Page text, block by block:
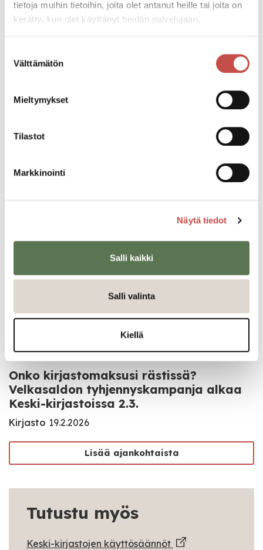
tietoja muihin tietoihin, joita olet antanut heille tai joita on
kerätty, kun olet käyttänyt heidän palvelujaan.
valinta
Välttämätön
Mieltymykset
Tilastot
Markkinointi
Näytä tiedot
Salli kaikki
Salli valinta
Kiellä
Lapset ja nuoret
Kirjaston kesän palveluajat
Kirjasto 15.6.2026
Kirjastossa ei asiakaspalvelua to 12.3.
Onko kirjastomaksusi rästissä?
Velkasaldon tyhjennyskampanja alkaa
Keski-kirjastoissa 2.3.
Kirjasto 19.2.2026
Lisää ajankohtaista
Tutustu myös
Keski-kirjastojen käyttösäännöt